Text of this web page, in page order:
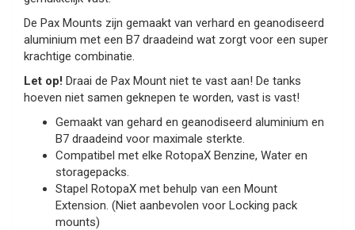
De Pax Mounts zijn gemaakt van verhard en geanodiseerd
aluminium met een B7 draadeind wat zorgt voor een super
krachtige combinatie.
Let op! Draai de Pax Mount niet te vast aan! De tanks
hoeven niet samen geknepen te worden, vast is vast!
Gemaakt van gehard en geanodiseerd aluminium en
B7 draadeind voor maximale sterkte.
Compatibel met elke RotopaX Benzine, Water en
storagepacks.
Stapel RotopaX met behulp van een Mount
Extension. (Niet aanbevolen voor Locking pack
mounts)